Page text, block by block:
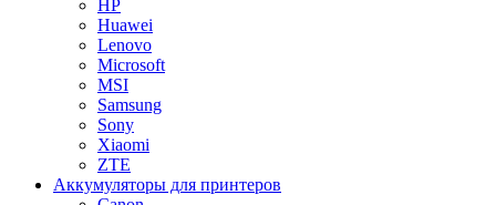
HP
Huawei
Lenovo
Microsoft
MSI
Samsung
Sony
Xiaomi
ZTE
Аккумуляторы для принтеров